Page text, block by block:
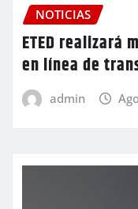
NOTICIAS
ETED realizará
en línea de
admin